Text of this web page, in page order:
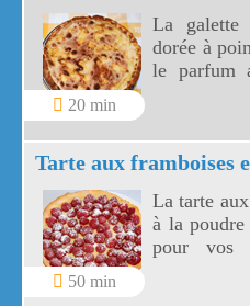
20 min
La galette
dorée à
le parfum
Tarte aux framboises
50 min
La tarte
à la poudre
pour vos
en vous